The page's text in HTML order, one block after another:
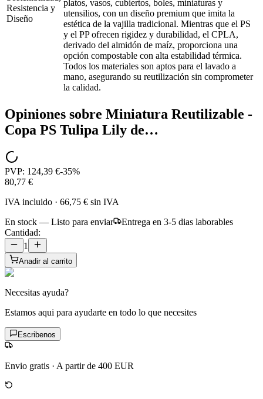
Resistencia y
Diseño
platos, vasos, cubiertos, boles, miniaturas y
utensilios, con un diseño premium que imita la
estética de la vajilla tradicional. Mientras que el PS
y el PP ofrecen rigidez y durabilidad, el CPLA,
derivado del almidón de maíz, proporciona una
opción compostable con alta estabilidad térmica.
Todos los materiales son aptos para el lavado a
mano, asegurando su reutilización sin comprometer
la calidad.
Opiniones sobre Miniatura Reutilizable -
Copa PS Tulipa Lily de…
PVP: 124,39 €-35%
80,77 €
IVA incluido · 66,75 € sin IVA
En stock — Listo para enviar
Entrega en 3-5 dias laborables
Cantidad:
1
Anadir al carrito
Necesitas ayuda?
Estamos aqui para ayudarte en todo lo que necesites
Escribenos
Envio gratis · A partir de 400 EUR